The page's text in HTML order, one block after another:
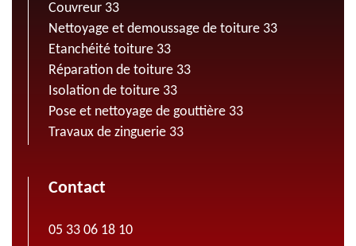
Couvreur 33
Nettoyage et demoussage de toiture 33
Etanchéité toiture 33
Réparation de toiture 33
Isolation de toiture 33
Pose et nettoyage de gouttière 33
Travaux de zinguerie 33
Contact
05 33 06 18 10